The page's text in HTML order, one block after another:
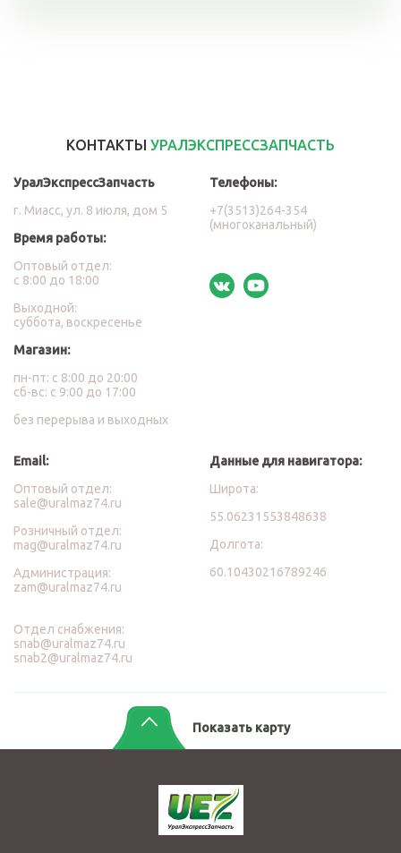
КОНТАКТЫ УРАЛЭКСПРЕССЗАПЧАСТЬ
УралЭкспрессЗапчасть
г. Миасс, ул. 8 июля, дом 5
Время работы:
Оптовый отдел:
с 8:00 до 18:00
Выходной:
суббота, воскресенье
Магазин:
пн-пт: с 8:00 до 20:00
сб-вс: с 9:00 до 17:00
без перерыва и выходных
Телефоны:
+7(3513)264-354
(многоканальный)
Email:
Оптовый отдел:
sale@uralmaz74.ru
Розничный отдел:
mag@uralmaz74.ru
Администрация:
zam@uralmaz74.ru
Отдел снабжения:
snab@uralmaz74.ru
snab2@uralmaz74.ru
Данные для навигатора:
Широта:
55.06231553848638
Долгота:
60.10430216789246
Показать карту